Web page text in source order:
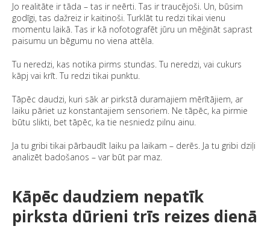
Jo realitāte ir tāda – tas ir neērti. Tas ir traucējoši. Un, būsim
godīgi, tas dažreiz ir kaitinoši. Turklāt tu redzi tikai vienu
momentu laikā. Tas ir kā nofotografēt jūru un mēģināt saprast
paisumu un bēgumu no viena attēla.
Tu neredzi, kas notika pirms stundas. Tu neredzi, vai cukurs
kāpj vai krīt. Tu redzi tikai punktu.
Tāpēc daudzi, kuri sāk ar pirkstā duramajiem mērītājiem, ar
laiku pāriet uz konstantajiem sensoriem. Ne tāpēc, ka pirmie
būtu slikti, bet tāpēc, ka tie nesniedz pilnu ainu.
Ja tu gribi tikai pārbaudīt laiku pa laikam – derēs. Ja tu gribi dziļi
analizēt badošanos – var būt par maz.
Kāpēc daudziem nepatīk
pirksta dūrieni trīs reizes dienā